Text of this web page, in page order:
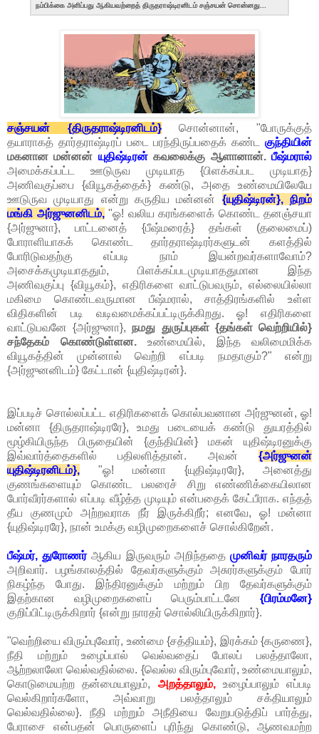
நம்பிக்கை அளிப்பது ஆகியவற்றைத் திருதராஷ்டிரனிடம் சஞ்சயன் சொன்னது...
சஞ்சயன் {திருதராஷ்டிரனிடம்}சொன்னான், "போருக்குத்
தயாராகத் தார்தராஷ்டிரப் படை பரந்திருப்பதைக் கண்ட குந்தியின்
மகனான மன்னன் யுதிஷ்டிரன்கவலைக்கு ஆளானான். பீஷ்மரால்
அமைக்கப்பட்ட ஊடுருவ முடியாத {பிளக்கப்பட முடியாத}
அணிவகுப்பை {வியூகத்தைக்} கண்டு, அதை உண்மையிலேயே
ஊடுருவ முடியாது என்று கருதிய மன்னன் {யுதிஷ்டிரன்}, நிறம்
மங்கி அர்ஜுனனிடம்,"ஓ! வலிய கரங்களைக் கொண்ட தனஞ்சயா
{அர்ஜுனா}, பாட்டனைத் {பீஷ்மரைத்} தங்கள் (தலைமைப்)
போராளியாகக் கொண்ட தார்தராஷ்டிரர்களுடன் களத்தில்
போரிடுவதற்கு எப்படி நாம் இயன்றவர்களாவோம்?
அசைக்கமுடியாததும், பிளக்கப்படமுடியாததுமான இந்த
அணிவகுப்பு {வியூகம்}, எதிரிகளை வாட்டுபவரும், எல்லையில்லா
மகிமை கொண்டவருமான பீஷ்மரால், சாத்திரங்களில் உள்ள
விதிகளின் படி வடிவமைக்கப்பட்டிருக்கிறது. ஓ! எதிரிகளை
வாட்டுபவனே {அர்ஜுனா},நமது துருப்புகள் {தங்கள் வெற்றியில்}
சந்தேகம் கொண்டுள்ளன.உண்மையில், இந்த வலிமைமிக்க
வியூகத்தின் முன்னால் வெற்றி எப்படி நமதாகும்?" என்று
{அர்ஜுனனிடம்} கேட்டான் {யுதிஷ்டிரன்}.
இப்படிச் சொல்லப்பட்ட எதிரிகளைக் கொல்பவனான அர்ஜுனன், ஓ!
மன்னா {திருதராஷ்டிரரே}, உமது படையைக் கண்டு துயரத்தில்
மூழ்கியிருந்த பிருதையின் {குந்தியின்} மகன் யுதிஷ்டிரனுக்கு
இவ்வார்த்தைகளில் பதிலளித்தான். அவன் {அர்ஜுனன்
யுதிஷ்டிரனிடம்}, "ஓ! மன்னா {யுதிஷ்டிரரே}, அனைத்து
குணங்களையும் கொண்ட பலரைச் சிறு எண்ணிக்கையிலான
போர்வீரர்களால் எப்படி வீழ்த்த முடியும் என்பதைக் கேட்பீராக. எந்தத்
தீய குணமும் அற்றவராக நீர் இருக்கிறீர்; எனவே, ஓ! மன்னா
{யுதிஷ்டிரரே}, நான் உமக்கு வழிமுறைகளைச் சொல்கிறேன்.
பீஷ்மர், துரோணர்ஆகிய இருவரும் அறிந்ததை முனிவர் நாரதரும்
அறிவார். பழங்காலத்தில் தேவர்களுக்கும் அசுரர்களுக்கும் போர்
நிகழ்ந்த போது. இந்திரனுக்கும் மற்றும் பிற தேவர்களுக்கும்
இதற்கான வழிமுறைகளைப் பெரும்பாட்டனே {பிரம்மனே}
குறிப்பிட்டிருக்கிறார் {என்று நாரதர் சொல்லியிருக்கிறார்}.
"வெற்றியை விரும்புவோர், உண்மை {சத்தியம்}, இரக்கம் {கருணை},
நீதி மற்றும் உழைப்பால் வெல்வதைப் போலப் பலத்தாலோ,
ஆற்றலாலோ வெல்வதில்லை. {வெல்ல விரும்புவோர், உண்மையாலும்,
கொடுமையற்ற தன்மையாலும், அறத்தாலும்,உழைப்பாலும் எப்படி
வெல்கிறார்களோ, அவ்வாறு பலத்தாலும் சக்தியாலும்
வெல்வதில்லை}. நீதி மற்றும் அநீதியை வேறுபடுத்திப் பார்த்து,
பேராசை என்பதன் பொருளைப் புரிந்து கொண்டு, ஆணவமற்ற